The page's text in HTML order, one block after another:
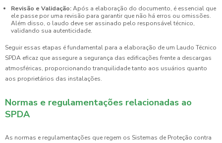
Revisão e Validação:Após a elaboração do documento, é essencial que
ele passe por uma revisão para garantir que não há erros ou omissões.
Além disso, o laudo deve ser assinado pelo responsável técnico,
validando sua autenticidade.
Seguir essas etapas é fundamental para a elaboração de um Laudo Técnico
SPDA eficaz que assegure a segurança das edificações frente a descargas
atmosféricas, proporcionando tranquilidade tanto aos usuários quanto
aos proprietários das instalações.
Normas e regulamentações relacionadas ao
SPDA
As normas e regulamentações que regem os Sistemas de Proteção contra